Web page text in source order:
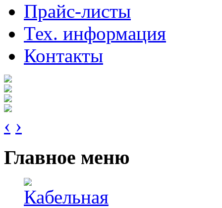
Прайс-листы
Тех. информация
Контакты
‹ ›
Главное меню